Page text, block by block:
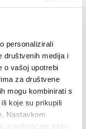
personalizirali
društvenih medija i
o vašoj upotrebi
za društvene
mogu kombinirati s
koje su prikupili
Nastavkom
vi prihvaćate našu
Indicazioni